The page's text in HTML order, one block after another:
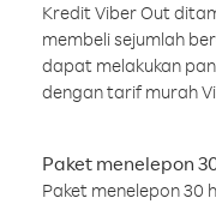
Kredit Viber Out
membeli sejumlah
dapat melakukan
dengan tarif murah
Paket menelepon
Paket menelepon 30